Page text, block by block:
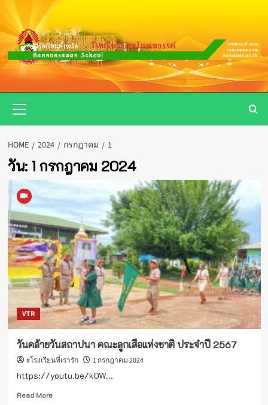
Skip
content
Menu
HOME 2024 กรกฎาคม 1
วัน: 1 กรกฎาคม 2024
VTR
วันคล้ายวันสถาปนา คณะลูกเสือแห่งชาติ ประจำปี 2567
#โรงเรียนที่เรารัก 1 กรกฎาคม 2024
https://youtu.be/kOW...
Read MoreRead